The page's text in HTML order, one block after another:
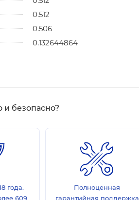
0.512
0.506
0.132644864
и безопасно?
года.
609
Полноценная
гарантийная поддержка